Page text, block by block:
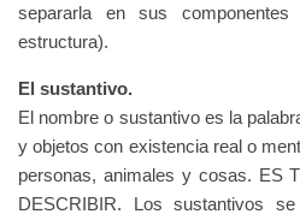
separarla en sus
estructura).
El sustantivo.
El nombre o sustantivo es la
y objetos con existencia real o
personas, animales y cosas. ES
DESCRIBIR. Los sustantivos